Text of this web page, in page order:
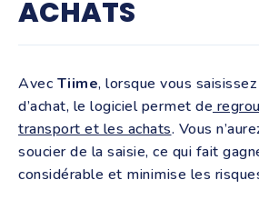
ACHATS
Avec Tiime, lorsque vous
d’achat, le logiciel permet de
transport et les achats. Vous
soucier de la saisie, ce qui fait
considérable et minimise les